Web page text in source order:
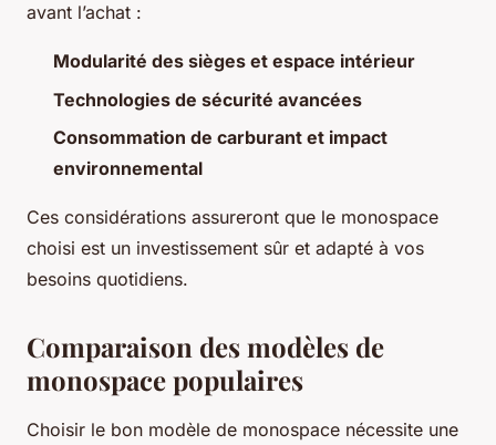
avant l’achat :
Modularité des sièges et espace intérieur
Technologies de sécurité avancées
Consommation de carburant et impact
environnemental
Ces considérations assureront que le monospace
choisi est un investissement sûr et adapté à vos
besoins quotidiens.
Comparaison des modèles de
monospace populaires
Choisir le bon modèle de monospace nécessite une